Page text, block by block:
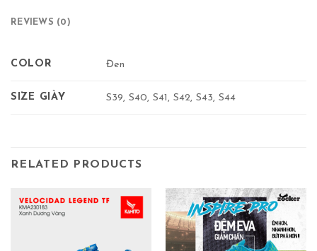
REVIEWS (0)
COLOR Đen
SIZE GIÀY S39, S40, S41, S42, S43, S44
RELATED PRODUCTS